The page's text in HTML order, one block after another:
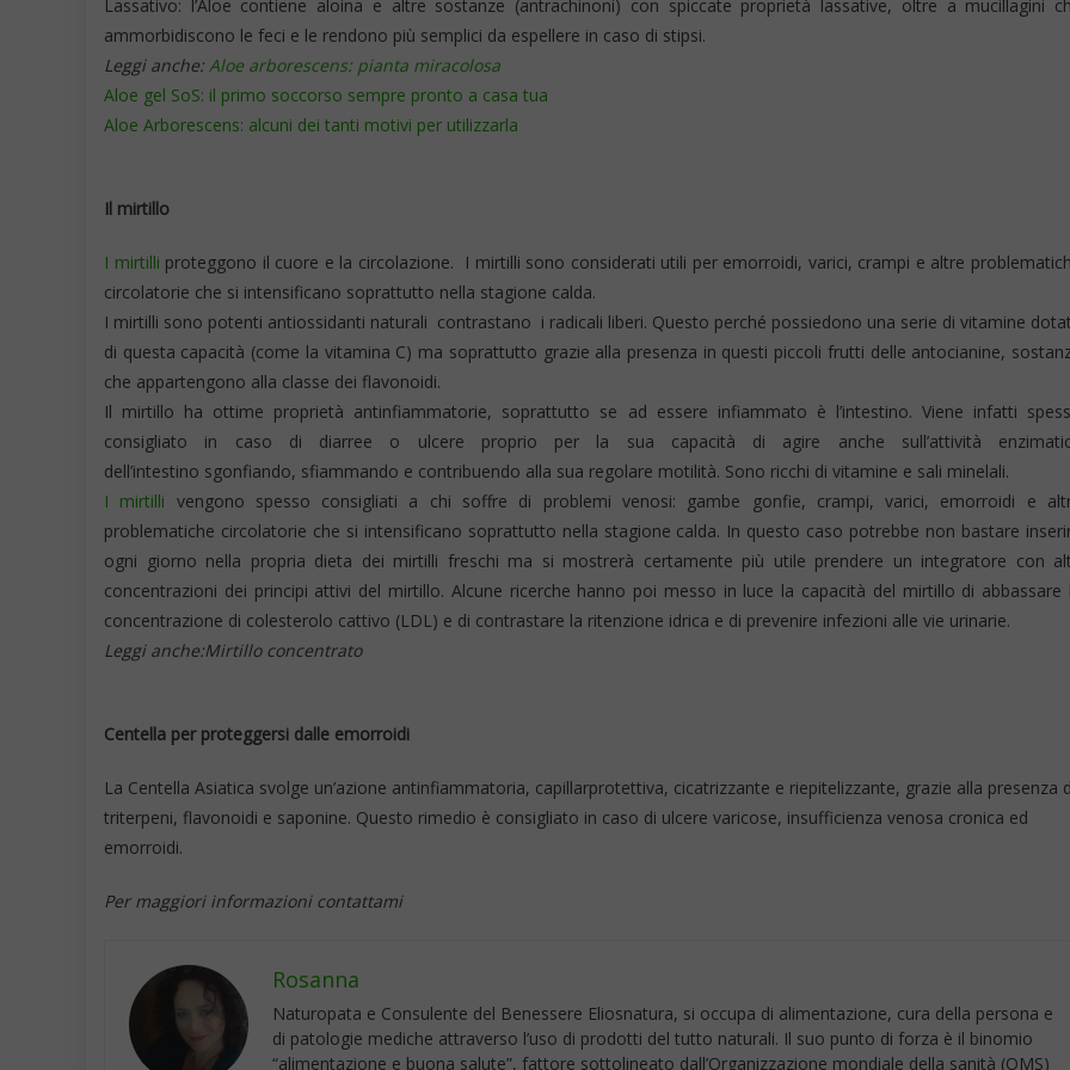
Lassativo: l’Aloe contiene aloina e altre sostanze (antrachinoni) con spiccate proprietà lassative, oltre a mucillagini
ammorbidiscono le feci e le rendono più semplici da espellere in caso di stipsi.
Leggi anche: Aloe arborescens: pianta miracolosa
Aloe gel SoS: il primo soccorso sempre pronto a casa tua
Aloe Arborescens: alcuni dei tanti motivi per utilizzarla
Il mirtillo
I mirtilli proteggono il cuore e la circolazione. I mirtilli sono considerati utili per emorroidi, varici, crampi e altre
circolatorie che si intensificano soprattutto nella stagione calda.
I mirtilli sono potenti antiossidanti naturali contrastano i radicali liberi. Questo perché possiedono una serie di vitamine
di questa capacità (come la vitamina C) ma soprattutto grazie alla presenza in questi piccoli frutti delle antocianine,
che appartengono alla classe dei flavonoidi.
Il mirtillo ha ottime proprietà antinfiammatorie, soprattutto se ad essere infiammato è l’intestino. Viene infatti
consigliato in caso di diarree o ulcere proprio per la sua capacità di agire anche sull’attività
dell’intestino sgonfiando, sfiammando e contribuendo alla sua regolare motilità. Sono ricchi di vitamine e sali minelali.
I mirtilli vengono spesso consigliati a chi soffre di problemi venosi: gambe gonfie, crampi, varici, emorroidi e
problematiche circolatorie che si intensificano soprattutto nella stagione calda. In questo caso potrebbe non bastare
ogni giorno nella propria dieta dei mirtilli freschi ma si mostrerà certamente più utile prendere un integratore con
concentrazioni dei principi attivi del mirtillo. Alcune ricerche hanno poi messo in luce la capacità del mirtillo di abbassare
concentrazione di colesterolo cattivo (LDL) e di contrastare la ritenzione idrica e di prevenire infezioni alle vie urinarie.
Leggi anche:Mirtillo concentrato
Centella per proteggersi dalle emorroidi
La Centella Asiatica svolge un’azione antinfiammatoria, capillarprotettiva, cicatrizzante e riepitelizzante, grazie alla presenza
triterpeni, flavonoidi e saponine. Questo rimedio è consigliato in caso di ulcere varicose, insufficienza venosa cronica ed
emorroidi.
Per maggiori informazioni contattami
Rosanna
Naturopata e Consulente del Benessere Eliosnatura, si occupa di alimentazione, cura della persona e
di patologie mediche attraverso l’uso di prodotti del tutto naturali. Il suo punto di forza è il binomio
“alimentazione e buona salute”, fattore sottolineato dall’Organizzazione mondiale della sanità (OMS)